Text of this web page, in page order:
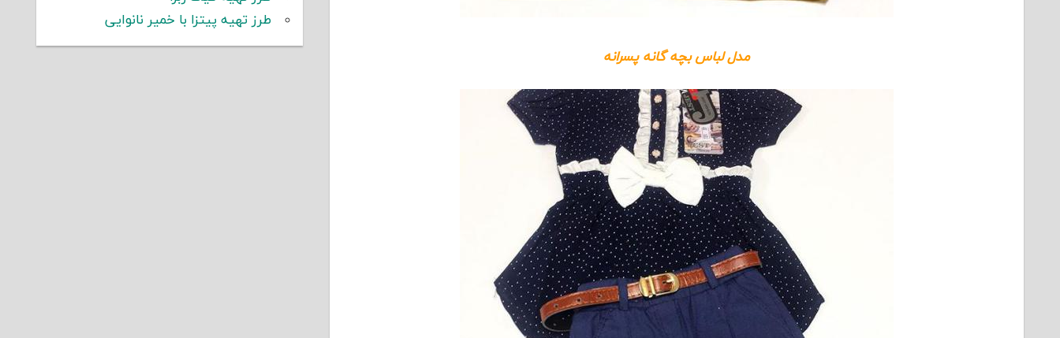
مدل لباس بچه گانه پسرانه
طرز تهیه پیتزا با خمیر نانوایی